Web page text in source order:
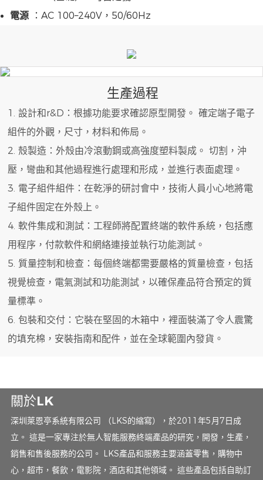
電源
：AC 100–240V，50/60Hz
生產過程
1. 設計和r&D：根據功能要求確認原型開發。 確定端子電子
組件的外觀，尺寸，材料和佈局。
2. 殼製造：外殼由冷滾動鋼或高強度塑料製成。 切割，沖
壓，彎曲和其他過程進行處理和形成，並進行表面處理。
3. 電子組件組件：在乾淨的研討會中，技術人員小心地將電
子組件固定在外殼上。
4. 軟件集成和測試：工程師將配置終端的軟件系統，包括應
用程序，付款軟件和網絡連接並執行功能測試。
5. 質量控制和檢查：每個終端都需要嚴格的質量檢查，包括
視覺檢查，電氣測試和功能測試，以確保產品符合預定的質
量標準。
6. 包裝和交付：它裝在堅固的木箱中，裡面裝滿了令人震驚
的填充棉，安裝指南和配件，並在全球範圍內發貨。
關於LK
深圳萊恩亭系統有限公司 （LKS的縮寫），於2011年5月7日成
立。 這是一家專注於無人智能服務終端產品的研究，開發，生產，
銷售和售後服務的公司。 LKS產品和服務主要涵蓋零售，購物中
心，超市，餐飲，電影院，酒店和其他領域。 這些產品包括自助訂